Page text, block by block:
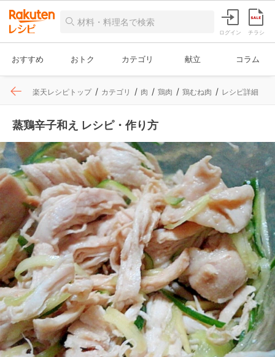
ログイン チラシ
おすすめ おトク カテゴリ 献立 コラム
楽天レシピトップ カテゴリ 肉 鶏肉 鶏むね肉 レシピ詳細
蒸鶏辛子和え レシピ・作り方